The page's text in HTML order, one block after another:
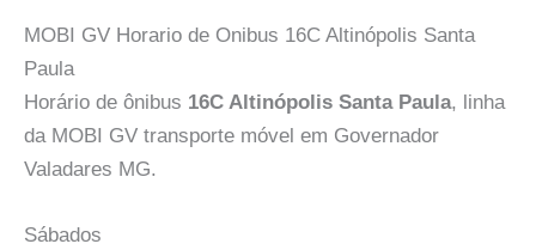
MOBI GV Horario de Onibus 16C Altinópolis Santa
Paula
Horário de ônibus 16C Altinópolis Santa Paula, linha
da MOBI GV transporte móvel em Governador
Valadares MG.
Sábados